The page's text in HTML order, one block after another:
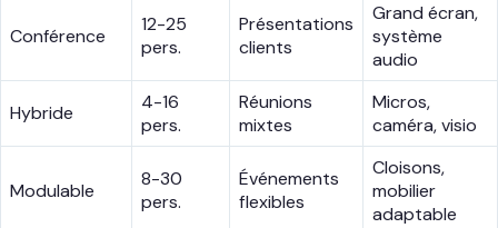
Conférence
12-25
pers.
Présentations
clients
Grand écran,
système
audio
Hybride
4-16
pers.
Réunions
mixtes
Micros,
caméra, visio
Modulable
8-30
pers.
Événements
flexibles
Cloisons,
mobilier
adaptable